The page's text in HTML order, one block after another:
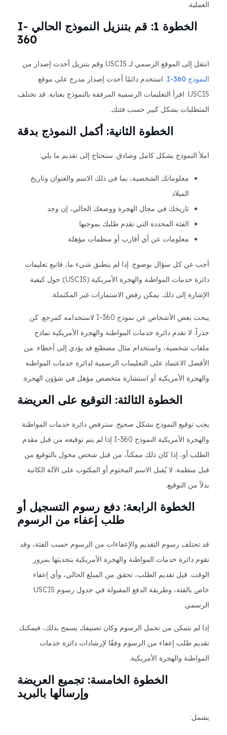
العملية.
الخطوة 1: قم بتنزيل النموذج الحالي I-
360
انتقل إلى الموقع الرسمي لـ USCIS وقم بتنزيل أحدث إصدار من
النموذج I-360
. استخدم دائمًا أحدث إصدار مدرج على موقع
USCIS. اقرأ التعليمات الرسمية المرفقة بالنموذج بعناية. قد تختلف
المتطلبات بشكل كبير حسب فئتك.
الخطوة الثانية: أكمل النموذج بدقة
املأ النموذج بشكل كامل وصادق. ستحتاج إلى تقديم ما يلي:
معلوماتك الشخصية، بما في ذلك الاسم والعنوان وتاريخ
الميلاد
تاريخك في مجال الهجرة ووضعك الحالي، إن وجد
الفئة المحددة التي تقدم طلبك بموجبها
معلومات عن أي أقارب أو منظمات مؤهلة
أجب عن كل سؤال بوضوح. إذا لم ينطبق شيء ما، فاتبع تعليمات
دائرة خدمات المواطنة والهجرة الأمريكية (USCIS) حول كيفية
الإشارة إلى ذلك. يمكن رفض الاستمارات غير المكتملة.
يبحث بعض الأشخاص عن نموذج I-360 لاستخدامه كمرجع. كن
حذراً. لا تقدم دائرة خدمات المواطنة والهجرة الأمريكية نماذج
ملفات شخصية، واستخدام مثال مصطنع قد يؤدي إلى أخطاء. من
الأفضل الاعتماد على التعليمات الرسمية لدائرة خدمات المواطنة
والهجرة الأمريكية أو استشارة متخصص مؤهل في شؤون الهجرة.
الخطوة الثالثة: التوقيع على العريضة
يجب توقيع النموذج بشكل صحيح. سترفض دائرة خدمات المواطنة
والهجرة الأمريكية النموذج I-360 إذا لم يتم توقيعه من قبل مقدم
الطلب أو، إذا كان ذلك ممكناً، من قبل شخص مخول بالتوقيع من
قبل منظمة. لا يُقبل الاسم المختوم أو المكتوب على الآلة الكاتبة
بدلاً من التوقيع.
الخطوة الرابعة: دفع رسوم التسجيل أو
طلب إعفاء من الرسوم
قد تختلف رسوم التقديم والإعفاءات من الرسوم حسب الفئة، وقد
تقوم دائرة خدمات المواطنة والهجرة الأمريكية بتحديثها بمرور
الوقت. قبل تقديم الطلب، تحقق من المبلغ الحالي، وأي إعفاء
خاص بالفئة، وطريقة الدفع المقبولة في جدول رسوم USCIS
الرسمي.
إذا لم تتمكن من تحمل الرسوم وكان تصنيفك يسمح بذلك، فيمكنك
تقديم طلب إعفاء من الرسوم وفقًا لإرشادات دائرة خدمات
المواطنة والهجرة الأمريكية.
الخطوة الخامسة: تجميع العريضة
وإرسالها بالبريد
يشمل: